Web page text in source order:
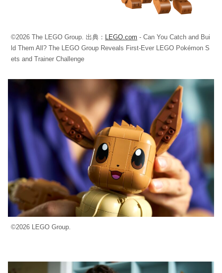
©2026 The LEGO Group. 出典： LEGO.com - Can You Catch and Bui
ld Them All? The LEGO Group Reveals First-Ever LEGO Pokémon S
ets and Trainer Challenge
©2026 LEGO Group.